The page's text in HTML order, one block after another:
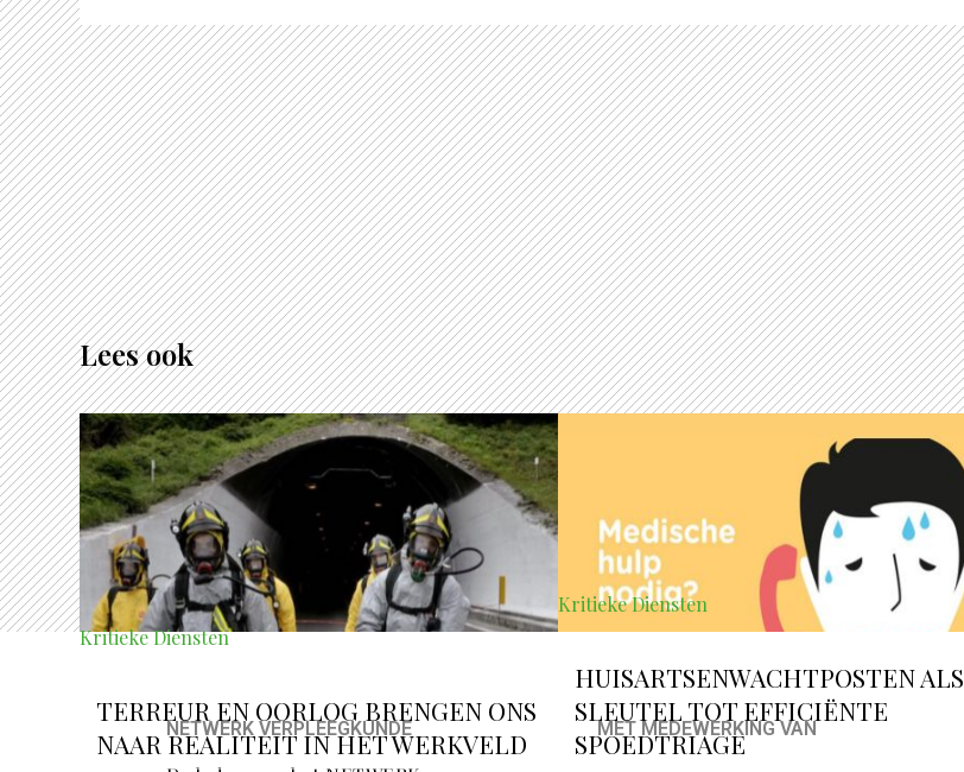
Lees ook
Kritieke Diensten
TERREUR EN OORLOG BRENGEN ONS
NAAR REALITEIT IN HET WERKVELD
Kritieke Diensten
HUISARTSENWACHTPOSTEN ALS
SLEUTEL TOT EFFICIËNTE
SPOEDTRIAGE
NETWERK VERPLEEGKUNDE MET MEDEWERKING VAN